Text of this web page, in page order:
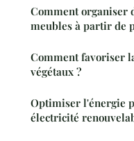
Comment organiser
meubles à partir de
Comment favoriser
végétaux ?
Optimiser l'énergie
électricité